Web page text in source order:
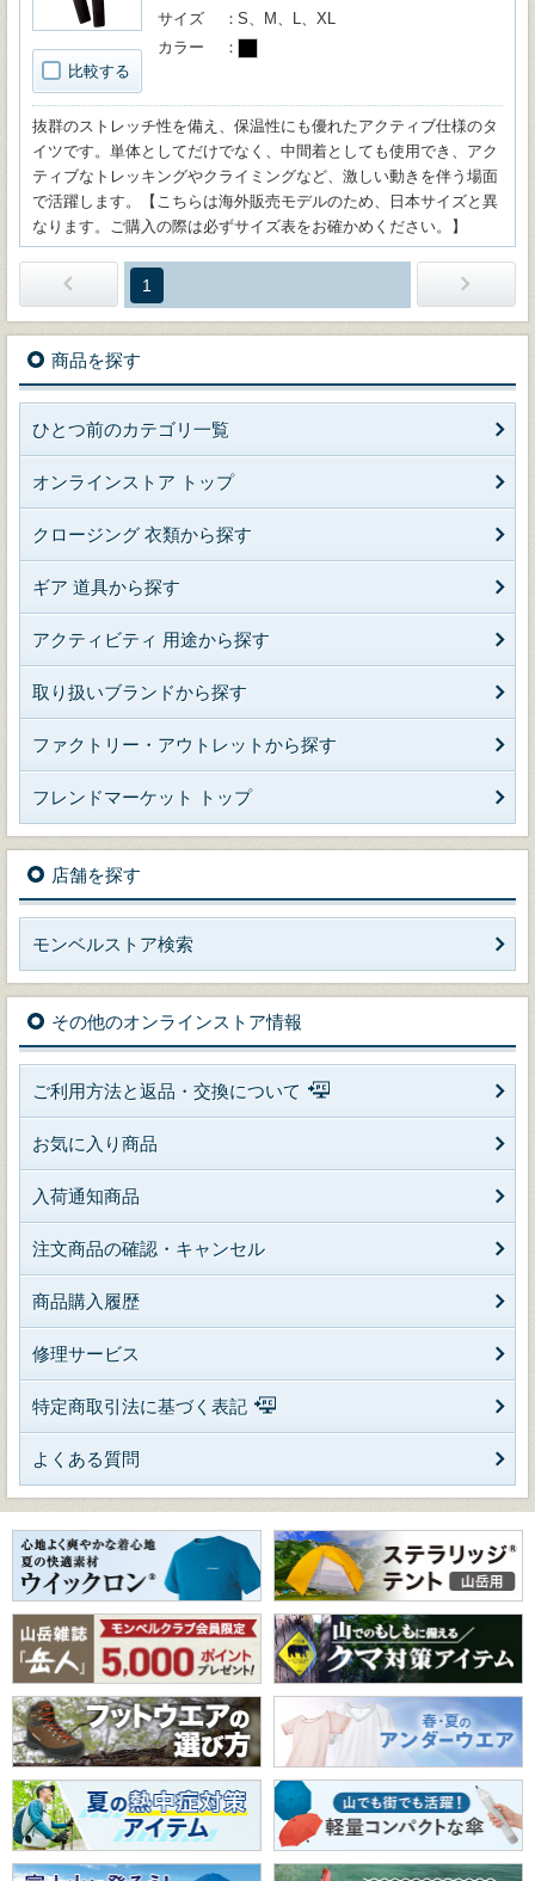
比較する
サイズ
S、M、L、XL
カラー
抜群のストレッチ性を備え、保温性にも優れたアクティブ仕様のタ
イツです。単体としてだけでなく、中間着としても使用でき、アク
ティブなトレッキングやクライミングなど、激しい動きを伴う場面
で活躍します。【こちらは海外販売モデルのため、日本サイズと異
なります。ご購入の際は必ずサイズ表をお確かめください。】
1
商品を探す
ひとつ前のカテゴリ一覧
オンラインストア トップ
クロージング 衣類から探す
ギア 道具から探す
アクティビティ 用途から探す
取り扱いブランドから探す
ファクトリー・アウトレットから探す
フレンドマーケット トップ
店舗を探す
モンベルストア検索
その他のオンラインストア情報
ご利用方法と返品・交換について
お気に入り商品
入荷通知商品
注文商品の確認・キャンセル
商品購入履歴
修理サービス
特定商取引法に基づく表記
よくある質問